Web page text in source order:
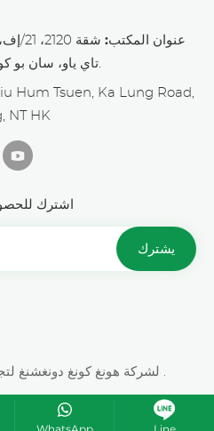
عنوان المكتب:
NT HK
اشترك
يشترك
©2025 لشركة هونغ كونغ دونغشنغ لتجارة المعادن المحدودة .